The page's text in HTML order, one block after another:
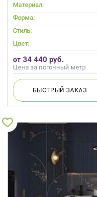
Материал:
Форма:
Стиль:
Цвет:
от 34 440 руб.
Цена за погонный метр
БЫСТРЫЙЗАКАЗ